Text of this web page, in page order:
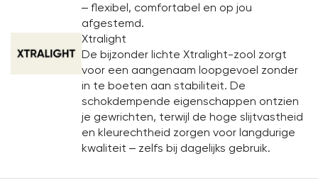
– flexibel, comfortabel en op jou
afgestemd.
Xtralight
De bijzonder lichte Xtralight-zool zorgt
voor een aangenaam loopgevoel zonder
in te boeten aan stabiliteit. De
schokdempende eigenschappen ontzien
je gewrichten, terwijl de hoge slijtvastheid
en kleurechtheid zorgen voor langdurige
kwaliteit – zelfs bij dagelijks gebruik.